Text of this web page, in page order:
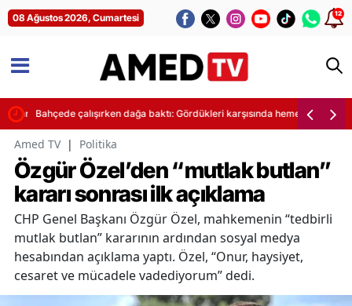
08 Ağustos 2026, Cumartesi 12
yaralandıBahçede çalışırken dağa baktı: Gördükleri karşısında hemen telefonuna
Amed TV | Politika
Özgür Özel’den “mutlak butlan”
kararı sonrası ilk açıklama
CHP Genel Başkanı Özgür Özel, mahkemenin “tedbirli
mutlak butlan” kararının ardından sosyal medya
hesabından açıklama yaptı. Özel, “Onur, haysiyet,
cesaret ve mücadele vadediyorum” dedi.